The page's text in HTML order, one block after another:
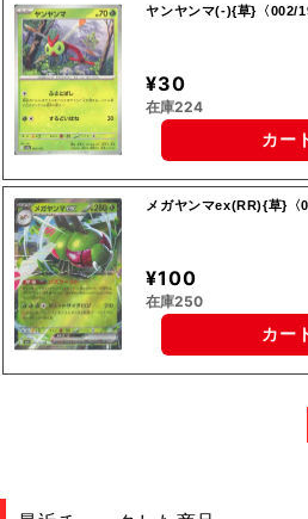
ヤンヤンマ(-){草}〈002/
¥30
在庫224
カー
メガヤンマex(RR){草}〈
¥100
在庫250
カー